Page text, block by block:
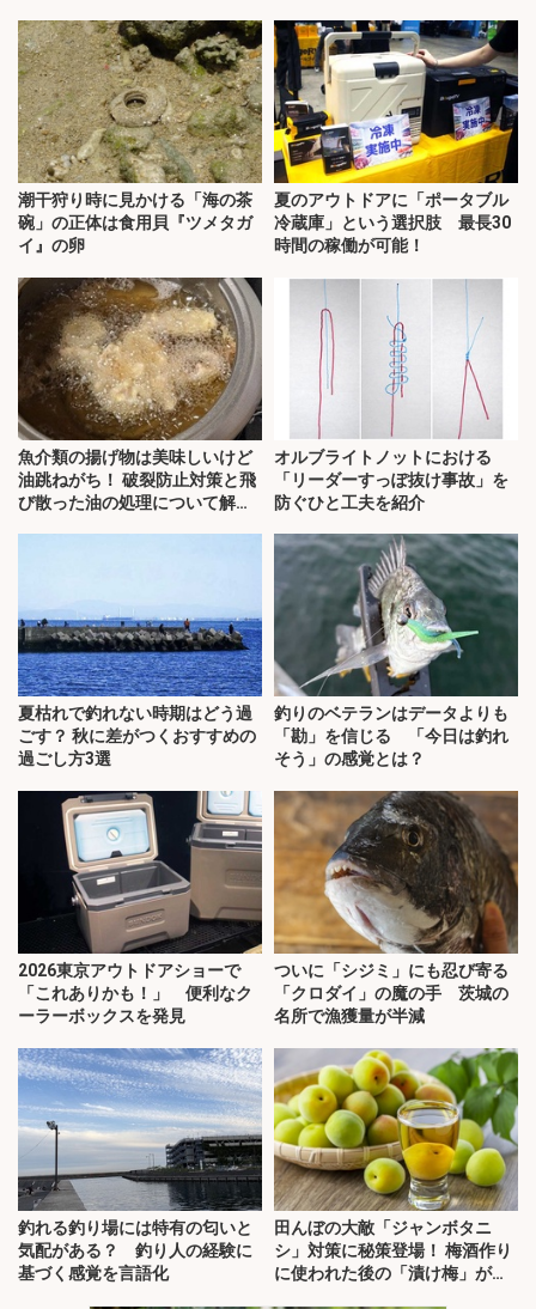
潮干狩り時に見かける「海の茶
碗」の正体は食用貝『ツメタガ
イ』の卵
夏のアウトドアに「ポータブル
冷蔵庫」という選択肢 最長30
時間の稼働が可能！
魚介類の揚げ物は美味しいけど
油跳ねがち！ 破裂防止対策と飛
び散った油の処理について解
オルブライトノットにおける
「リーダーすっぽ抜け事故」を
防ぐひと工夫を紹介
夏枯れで釣れない時期はどう過
ごす？ 秋に差がつくおすすめの
過ごし方3選
釣りのベテランはデータよりも
「勘」を信じる 「今日は釣れ
そう」の感覚とは？
2026東京アウトドアショーで
「これありかも！」 便利なク
ーラーボックスを発見
ついに「シジミ」にも忍び寄る
「クロダイ」の魔の手 茨城の
名所で漁獲量が半減
釣れる釣り場には特有の匂いと
気配がある？ 釣り人の経験に
基づく感覚を言語化
田んぼの大敵「ジャンボタニ
シ」対策に秘策登場！ 梅酒作り
に使われた後の「漬け梅」が効